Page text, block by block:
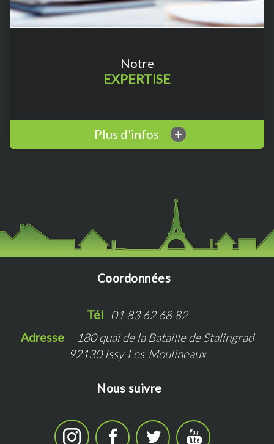
Notre
EXPERTISE
Plus d'infos +
Coordonnées
Tél
01 83 62 68 82
Adresse
180 quai de la Bataille de Stalingrad
92130 Issy-Les-Moulineaux
Nous suivre